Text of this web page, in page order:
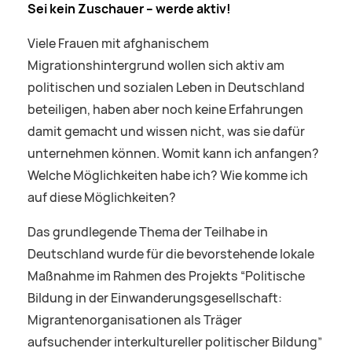
Sei kein Zuschauer – werde aktiv!
Viele Frauen mit afghanischem
Migrationshintergrund wollen sich aktiv am
politischen und sozialen Leben in Deutschland
beteiligen, haben aber noch keine Erfahrungen
damit gemacht und wissen nicht, was sie dafür
unternehmen können. Womit kann ich anfangen?
Welche Möglichkeiten habe ich? Wie komme ich
auf diese Möglichkeiten?
Das grundlegende Thema der Teilhabe in
Deutschland wurde für die bevorstehende lokale
Maßnahme im Rahmen des Projekts “Politische
Bildung in der Einwanderungsgesellschaft:
Migrantenorganisationen als Träger
aufsuchender interkultureller politischer Bildung”